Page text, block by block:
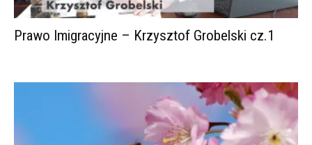
Prawo Imigracyjne – Krzysztof Grobelski cz.1